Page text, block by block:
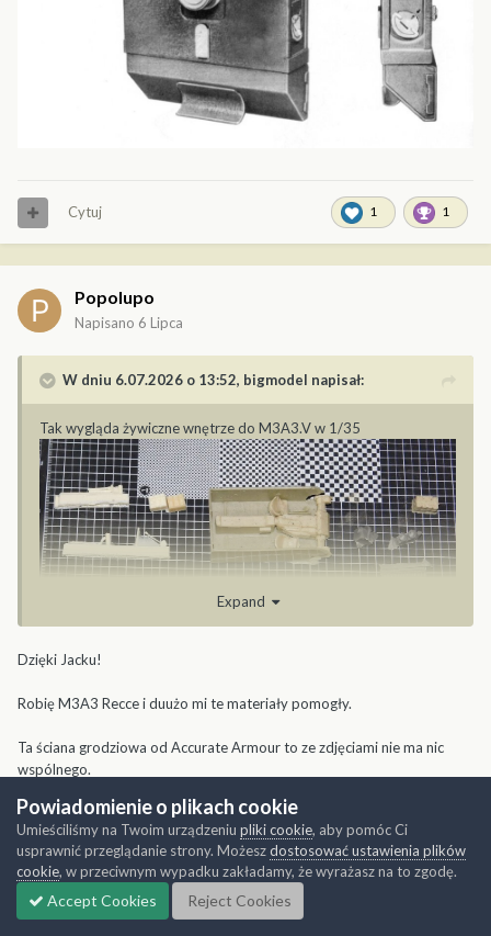
1 1
Cytuj
Popolupo
Napisano 6 Lipca
W dniu 6.07.2026 o 13:52, bigmodel napisał:
Tak wygląda żywiczne wnętrze do M3A3.V w 1/35
Expand
Dzięki Jacku!
Robię M3A3 Recce i duużo mi te materiały pomogły.
Ta ściana grodziowa od Accurate Armour to ze zdjęciami nie ma nic
wspólnego.
symetryczne cosie ale chłodnica z wężami donikąd.
Powiadomienie o plikach cookie
Umieściliśmy na Twoim urządzeniu pliki cookie, aby pomóc Ci
usprawnić przeglądanie strony. Możeszdostosować ustawienia plików
cookie, w przeciwnym wypadku zakładamy, że wyrażasz na to zgodę.
Accept Cookies Reject Cookies